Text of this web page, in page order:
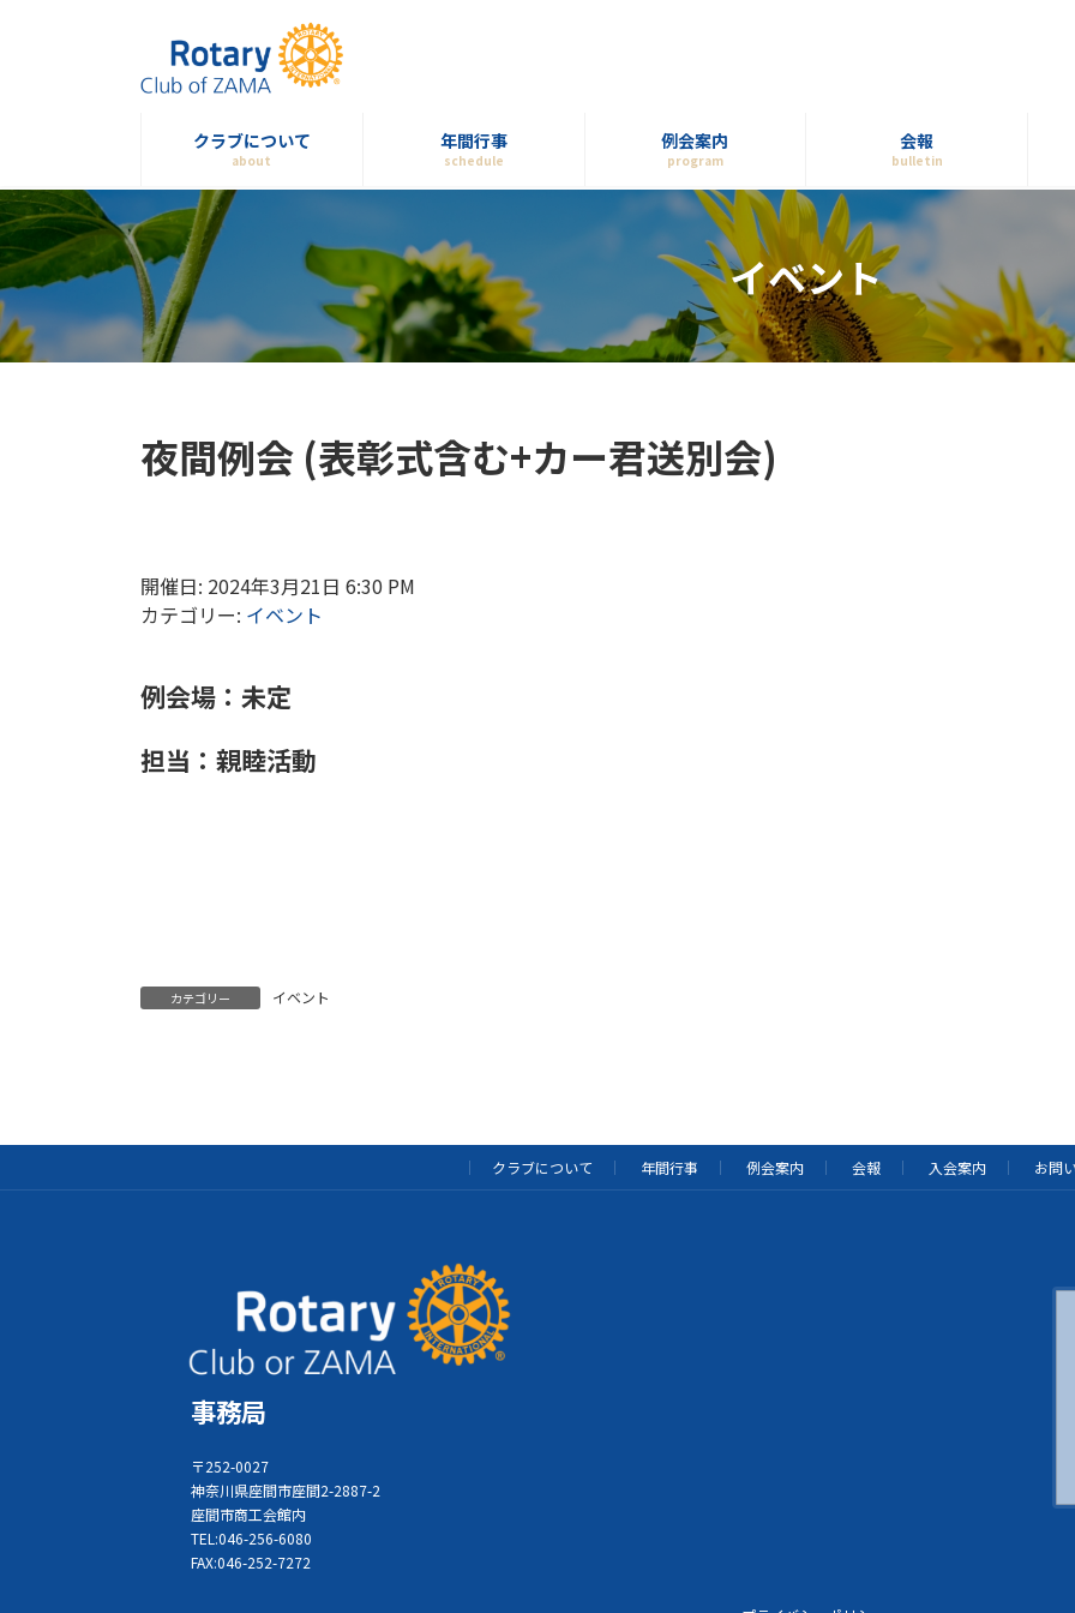
ス
キ
ッ
プ
ン
に
移
動
クラブについて
about
年間行事
schedule
例会案内
program
会報
bulletin
イベント
夜間例会 (表彰式含む+カー君送別会)
開催日: 2024年3月21日 6:30 PM
カテゴリー: イベント
例会場： 未定
担当：親睦活動
カテゴリー イベント
クラブについて 年間行事 例会案内 会報 入会案内 お問
事務局
〒252-0027
神奈川県座間市座間2-2887-2
座間市商工会館内
TEL:046-256-6080
FAX:046-252-7272